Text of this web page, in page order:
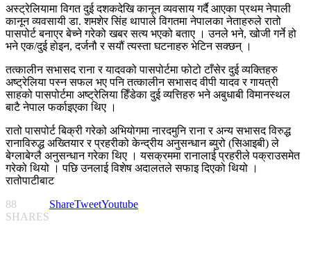
अस्ट्रेलियामा विगत दुई दशकदेखि कानून व्यवसाय गर्दै आएका प्रथम नेपाली
कानून व्यवसायी डा. शमशेर सिंह थापाले विगतमा नेपालका नेताहरुले रातो
पासपोर्ट बनाएर बेच्ने गरेको खबर सत्य भएको बताए । उनले भने, खोजी गर्ने हो
भने एक/दुई होइन, दर्जनौ र सयौं त्यस्ता घटनाहरु भेटिन सक्छन् ।
तत्कालीन सभासद राना र यादवको पासपोर्टमा फोटो टाँसेर दुई व्यक्तिहरु
अष्ट्रेलिया पस्न सफल भए पनि तत्कालीन सभासद वीपी यादव र गायत्री
साहको पासपोर्टमा अष्ट्रेलिया हिँडेका दुई व्यत्तिहरु भने अबुधाबी विमानस्थल
बाटै नेपाल फर्काइएका थिए ।
रातो पासपोर्ट बिक्री गरेको अभियोगमा नारदमुनि राना र अन्य सभासद विरुद्ध
रानाविरुद्ध अख्तियार र प्रहरीको केन्द्रीय अनुसन्धान ब्युरो (सिआइबी) ले
बेग्लाबेग्लै अनुसन्धान गरेका थिए । यसक्रममा रानालाई प्रहरीले पक्राउसमेत
गरेको थियो । पछि उनलाई विशेष अदालतले सफाइ दिएको थियो ।
रातोपाटीबाट
88
SHARES
ShareTweetYoutube